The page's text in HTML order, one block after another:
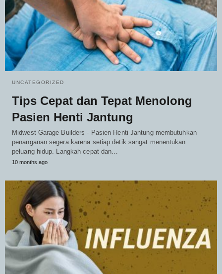
UNCATEGORIZED
Tips Cepat dan Tepat Menolong
Pasien Henti Jantung
Midwest Garage Builders - Pasien Henti Jantung membutuhkan
penanganan segera karena setiap detik sangat menentukan
peluang hidup. Langkah cepat dan…
10 months ago